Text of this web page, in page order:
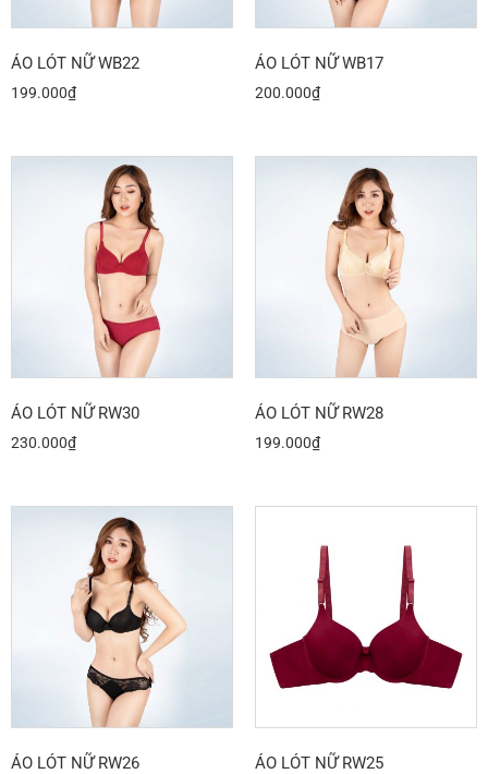
ÁO LÓT NỮ WB22
199.000₫
ÁO LÓT NỮ WB17
200.000₫
ÁO LÓT NỮ RW30
230.000₫
ÁO LÓT NỮ RW28
199.000₫
ÁO LÓT NỮ RW26 ÁO LÓT NỮ RW25